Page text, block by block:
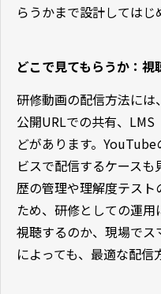
らうかまで設計してはじ
どこで見てもらうか：視
研修動画の配信方法に
公開URLでの共有、
どがあります。
ビスで配信するケース
歴の管理や理解度テス
ため、研修としての運用
視聴するのか、現場で
によっても、最適な配信